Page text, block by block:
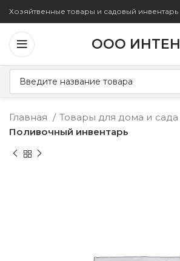
Хозяйтвенные товары и садовый инвентарь
ООО ИНТЕН
Главная
Товары для дома и сада
Поливочный инвентарь